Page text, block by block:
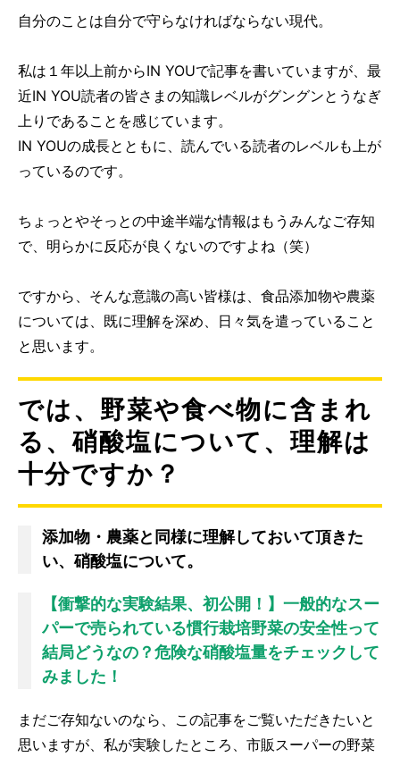
自分のことは自分で守らなければならない現代。
私は１年以上前からIN YOUで記事を書いていますが、最
近IN YOU読者の皆さまの知識レベルがグングンとうなぎ
上りであることを感じています。
IN YOUの成長とともに、読んでいる読者のレベルも上が
っているのです。
ちょっとやそっとの中途半端な情報はもうみんなご存知
で、明らかに反応が良くないのですよね（笑）
ですから、そんな意識の高い皆様は、食品添加物や農薬
については、既に理解を深め、日々気を遣っていること
と思います。
では、野菜や食べ物に含まれ
る、硝酸塩について、理解は
十分ですか？
添加物・農薬と同様に理解しておいて頂きた
い、硝酸塩について。
【衝撃的な実験結果、初公開！】一般的なスー
パーで売られている慣行栽培野菜の安全性って
結局どうなの？危険な硝酸塩量をチェックして
みました！
まだご存知ないのなら、この記事をご覧いただきたいと
思いますが、私が実験したところ、市販スーパーの野菜